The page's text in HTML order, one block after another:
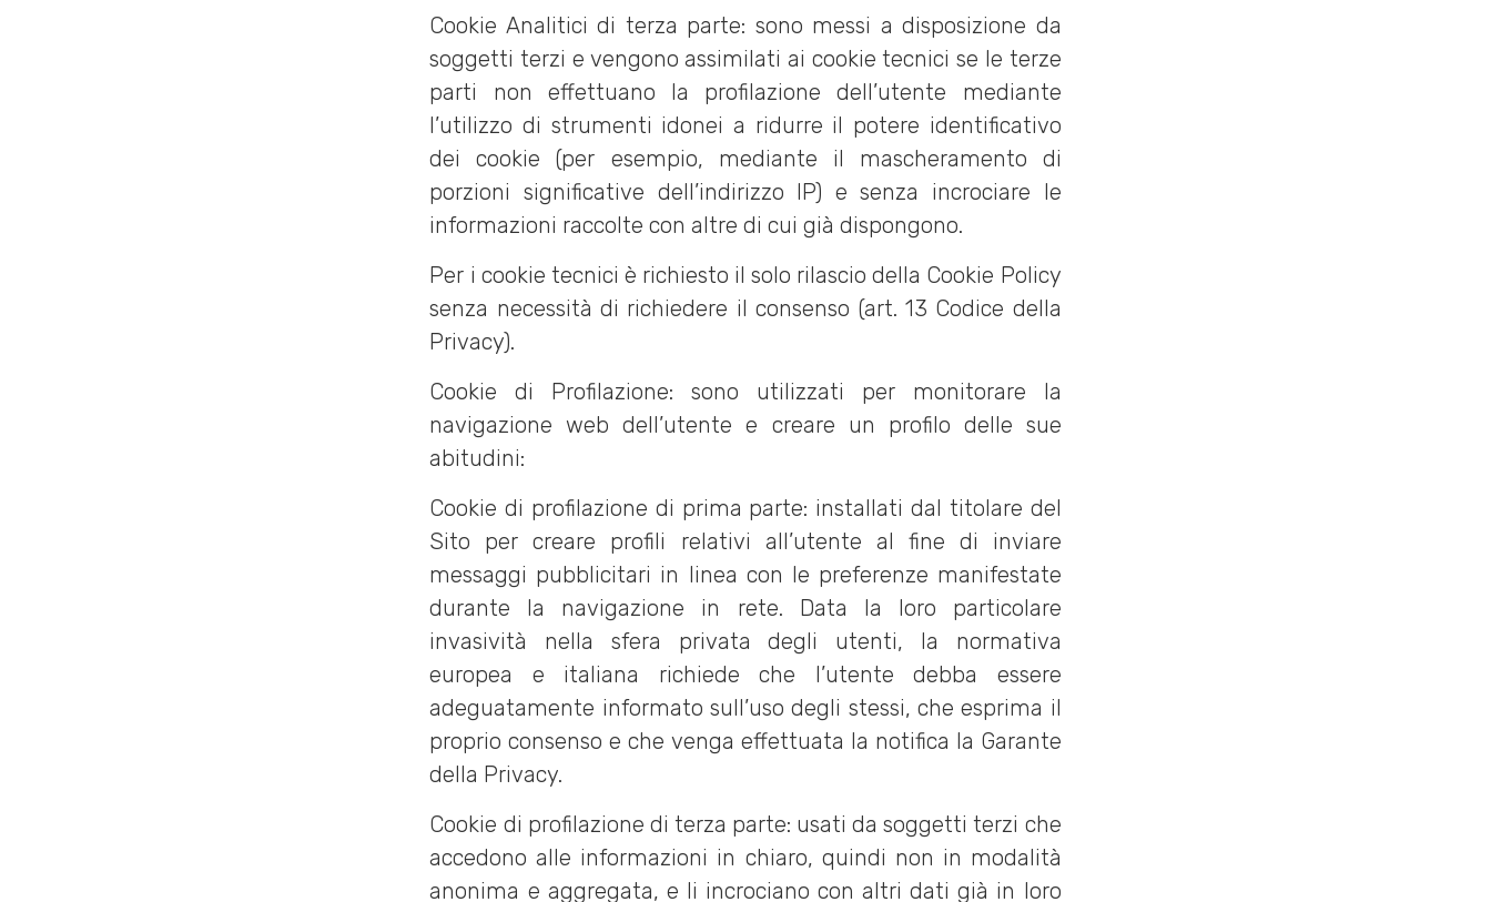
Cookie Analitici di terza parte: sono messi a disposizione da
soggetti terzi e vengono assimilati ai cookie tecnici se le terze
parti non effettuano la profilazione dell’utente mediante
l’utilizzo di strumenti idonei a ridurre il potere identificativo
dei cookie (per esempio, mediante il mascheramento di
porzioni significative dell’indirizzo IP) e senza incrociare le
informazioni raccolte con altre di cui già dispongono.
Per i cookie tecnici è richiesto il solo rilascio della Cookie Policy
senza necessità di richiedere il consenso (art. 13 Codice della
Privacy).
Cookie di Profilazione: sono utilizzati per monitorare la
navigazione web dell’utente e creare un profilo delle sue
abitudini:
Cookie di profilazione di prima parte: installati dal titolare del
Sito per creare profili relativi all’utente al fine di inviare
messaggi pubblicitari in linea con le preferenze manifestate
durante la navigazione in rete. Data la loro particolare
invasività nella sfera privata degli utenti, la normativa
europea e italiana richiede che l’utente debba essere
adeguatamente informato sull’uso degli stessi, che esprima il
proprio consenso e che venga effettuata la notifica la Garante
della Privacy.
Cookie di profilazione di terza parte: usati da soggetti terzi che
accedono alle informazioni in chiaro, quindi non in modalità
anonima e aggregata, e li incrociano con altri dati già in loro